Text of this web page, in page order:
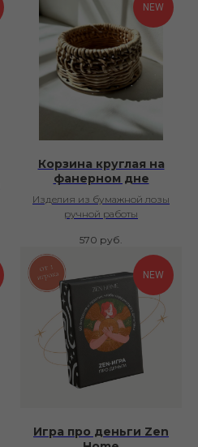
NEW
Корзина круглая на
фанерном дне
Изделия из бумажной лозы
ручной работы
570 руб.
NEW
Игра про деньги Zen